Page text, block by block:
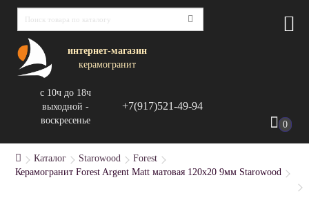
интернет-магазин
керамогранит
с 10ч до 18ч
выходной -
воскресенье
+7(917)521-49-94
0
Каталог Starowood
Forest
Керамогранит Forest Argent Matt матовая 120x20 9мм Starowood